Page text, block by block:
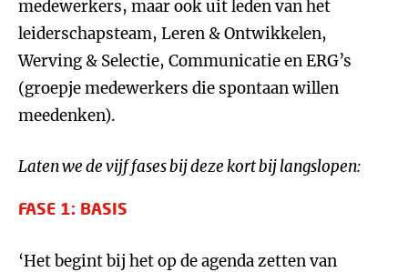
medewerkers, maar ook uit leden van het
leiderschapsteam, Leren & Ontwikkelen,
Werving & Selectie, Communicatie en ERG’s
(groepje medewerkers die spontaan willen
meedenken).
Laten we de vijf fases bij deze kort bij langslopen:
FASE 1: BASIS
‘Het begint bij het op de agenda zetten van